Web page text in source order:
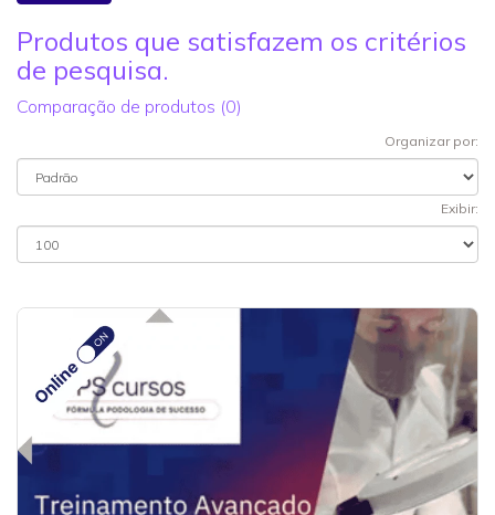
Produtos que satisfazem os critérios
de pesquisa.
Comparação de produtos (0)
Organizar por:
Exibir: